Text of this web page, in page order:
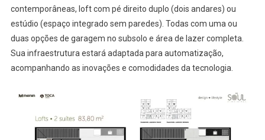
contemporâneas, loft com pé direito duplo (dois andares) ou
estúdio (espaço integrado sem paredes). Todas com uma ou
duas opções de garagem no subsolo e área de lazer completa.
Sua infraestrutura estará adaptada para automatização,
acompanhando as inovações e comodidades da tecnologia.